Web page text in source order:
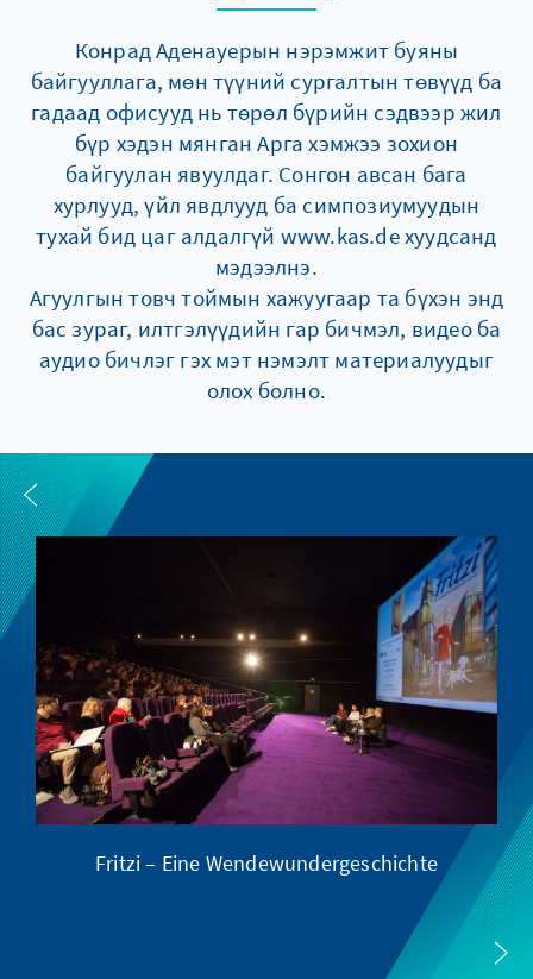
Конрад Аденауерын нэрэмжит буяны
байгууллага, мөн түүний сургалтын төвүүд ба
гадаад офисууд нь төрөл бүрийн сэдвээр жил
бүр хэдэн мянган Арга хэмжээ зохион
байгуулан явуулдаг. Сонгон авсан бага
хурлууд, үйл явдлууд ба симпозиумуудын
тухай бид цаг алдалгүй www.kas.de хуудсанд
мэдээлнэ.
Агуулгын товч тоймын хажуугаар та бүхэн энд
бас зураг, илтгэлүүдийн гар бичмэл, видео ба
аудио бичлэг гэх мэт нэмэлт материалуудыг
олох болно.
Fritzi – Eine Wendewundergeschichte